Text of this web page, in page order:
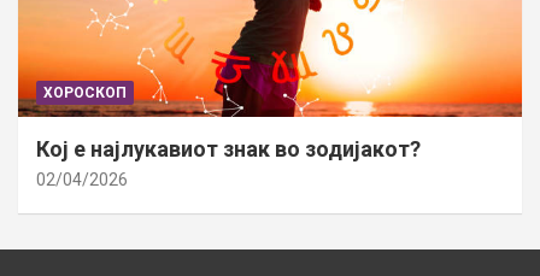
ХОРОСКОП
Кој е најлукавиот знак во зодијакот?
02/04/2026